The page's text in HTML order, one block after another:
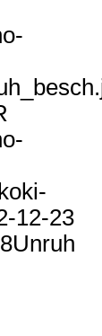
12-23
Unruh